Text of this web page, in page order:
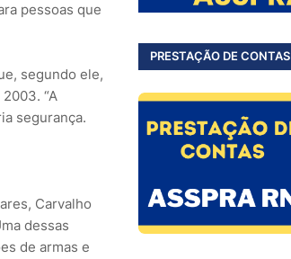
pessoas que
segundo ele,
“A
segurança.
Carvalho
dessas
de armas e
PRESTAÇÃO DE CONTAS